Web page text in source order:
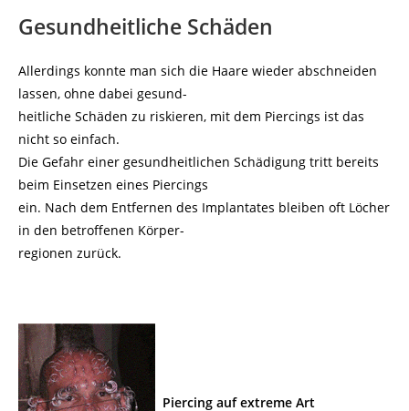
Gesundheitliche Schäden
Allerdings konnte man sich die Haare wieder abschneiden
lassen, ohne dabei gesund-
heitliche Schäden zu riskieren, mit dem Piercings ist das
nicht so einfach.
Die Gefahr einer gesundheitlichen Schädigung tritt bereits
beim Einsetzen eines Piercings
ein. Nach dem Entfernen des Implantates bleiben oft Löcher
in den betroffenen Körper-
regionen zurück.
Piercing auf extreme Art